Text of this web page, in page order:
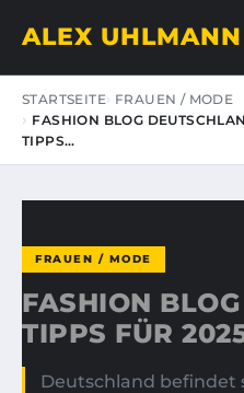
ALEX UHLMANN
STARTSEITE FRAUEN / MODE
FASHION BLOG
TIPPS…
FRAUEN / MODE
FASHION
TIPPS FÜR
Deutschland befindet